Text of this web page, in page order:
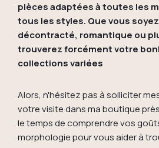
pièces adaptées à toutes les
tous les styles. Que vous
décontracté, romantique ou
trouverez forcément votre
collections variées
Alors, n'hésitez pas à solliciter
votre visite dans ma boutique près
le temps de comprendre vos
morphologie pour vous aider à